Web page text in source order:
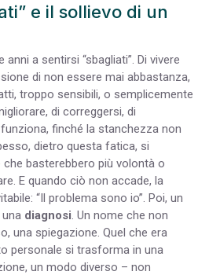
e il sollievo di un
a sentirsi “sbagliati”. Di vivere
di non essere mai abbastanza,
troppo sensibili, o semplicemente
di correggersi, di
finché la stanchezza non
dietro questa fatica, si
basterebbero più volontà o
E quando ciò non accade, la
“Il problema sono io”. Poi, un
diagnosi. Un nome che non
una spiegazione. Quel che era
personale si trasforma in una
un modo diverso – non